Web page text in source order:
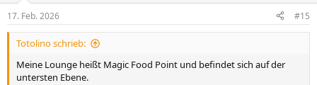
e
n
17. Feb. 2026 #15
Totolino schrieb:
Meine Lounge heißt Magic Food Point und befindet sich auf der
untersten Ebene.